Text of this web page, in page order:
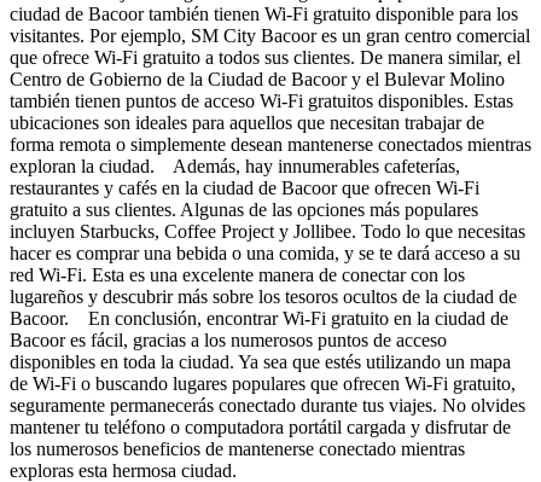
ciudad de Bacoor también tienen Wi-Fi gratuito disponible para los
visitantes. Por ejemplo, SM City Bacoor es un gran centro comercial
que ofrece Wi-Fi gratuito a todos sus clientes. De manera similar, el
Centro de Gobierno de la Ciudad de Bacoor y el Bulevar Molino
también tienen puntos de acceso Wi-Fi gratuitos disponibles. Estas
ubicaciones son ideales para aquellos que necesitan trabajar de
forma remota o simplemente desean mantenerse conectados mientras
exploran la ciudad. Además, hay innumerables cafeterías,
restaurantes y cafés en la ciudad de Bacoor que ofrecen Wi-Fi
gratuito a sus clientes. Algunas de las opciones más populares
incluyen Starbucks, Coffee Project y Jollibee. Todo lo que necesitas
hacer es comprar una bebida o una comida, y se te dará acceso a su
red Wi-Fi. Esta es una excelente manera de conectar con los
lugareños y descubrir más sobre los tesoros ocultos de la ciudad de
Bacoor. En conclusión, encontrar Wi-Fi gratuito en la ciudad de
Bacoor es fácil, gracias a los numerosos puntos de acceso
disponibles en toda la ciudad. Ya sea que estés utilizando un mapa
de Wi-Fi o buscando lugares populares que ofrecen Wi-Fi gratuito,
seguramente permanecerás conectado durante tus viajes. No olvides
mantener tu teléfono o computadora portátil cargada y disfrutar de
los numerosos beneficios de mantenerse conectado mientras
exploras esta hermosa ciudad.